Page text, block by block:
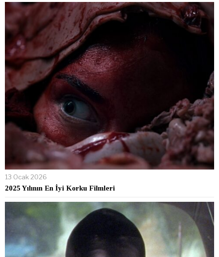
13 Ocak 2026
2025 Yılının En İyi Korku Filmleri